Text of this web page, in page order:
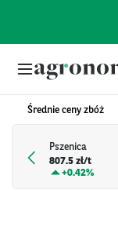
Średnie ceny zbóż
Pszenica
807.5 zł/t
+0.42%